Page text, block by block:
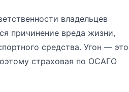
владельцев
причинение вреда жизни,
средства. Угон — это
страховая по ОСАГО